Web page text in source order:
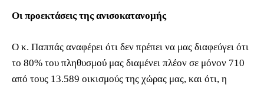
Οι προεκτάσεις της ανισοκατανομής
Ο κ. Παππάς αναφέρει ότι δεν πρέπει να μας διαφεύγει ότι
το 80% του πληθυσμού μας διαμένει πλέον σε μόνον 710
από τους 13.589 οικισμούς της χώρας μας, και ότι, η